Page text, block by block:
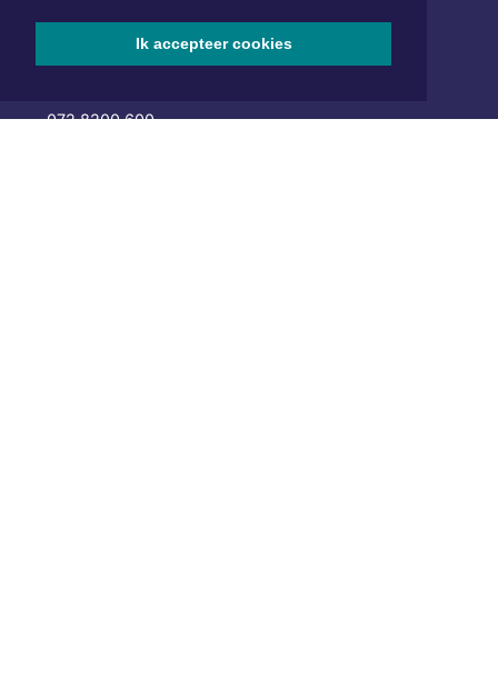
Ik accepteer cookies
072 8200 600